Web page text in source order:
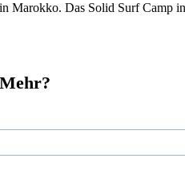
Das Solid Surf Camp